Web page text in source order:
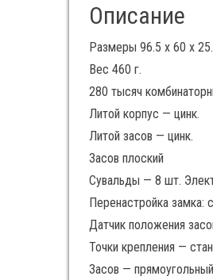
Описание
Размеры 96.5 x 60 x
Вес 460 г.
280 тысяч
Литой корпус — цинк.
Литой засов — цинк.
Засов плоский
Сувальды — 8 шт.
Перенастройка замка:
Датчик положения
Точки крепления —
Засов —